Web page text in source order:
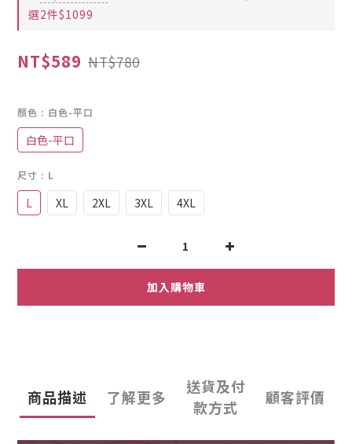
選2件$1099
NT$589 NT$780
顏色 : 白色-平口
白色-平口
尺寸 : L
L XL 2XL 3XL 4XL
加入購物車
商品描述 了解更多
送貨及付
款方式
顧客評價